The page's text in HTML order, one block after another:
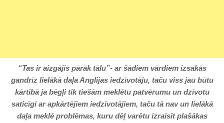
“Tas ir aizgājis pārāk tālu”- ar šādiem vārdiem izsakās
gandrīz lielākā daļa Anglijas iedzīvotāju, taču viss jau būtu
kārtībā ja bēgļi tik tiešām meklētu patvērumu un dzīvotu
saticīgi ar apkārtējiem iedzīvotājiem, taču tā nav un lielākā
daļa meklē problēmas, kuru dēļ varētu izraisīt plašākas